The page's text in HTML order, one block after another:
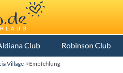
Club Robinson Club
Village Empfehlung